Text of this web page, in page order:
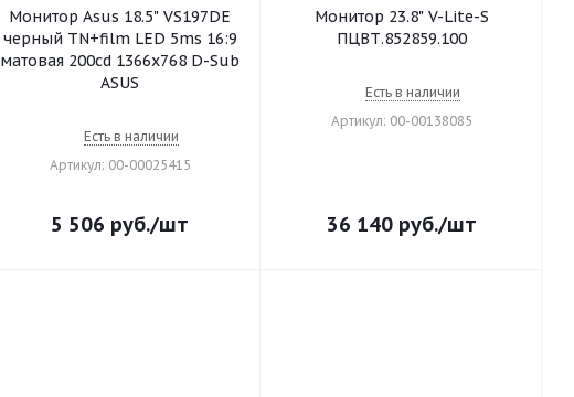
Монитор Asus 18.5" VS197DE
черный TN+film LED 5ms 16:9
матовая 200cd 1366x768 D-Sub
ASUS
Есть в наличии
Артикул: 00-00025415
5 506 руб./шт
Монитор 23.8" V-Lite-S
ПЦВТ.852859.100
Есть в наличии
Артикул: 00-00138085
36 140руб./шт